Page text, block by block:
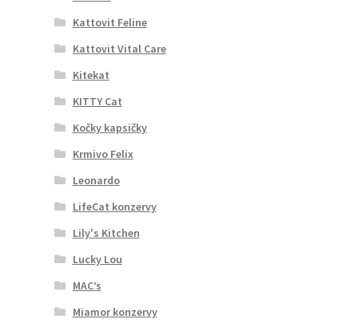
Kattovit Feline
Kattovit Vital Care
Kitekat
KITTY Cat
Kočky kapsičky
Krmivo Felix
Leonardo
LifeCat konzervy
Lily's Kitchen
Lucky Lou
MAC’s
Miamor konzervy